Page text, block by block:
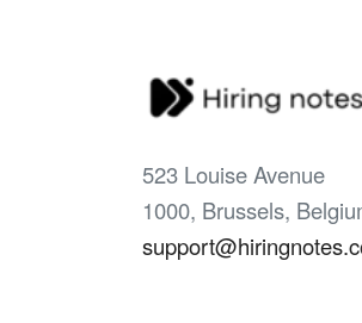
523 Louise Avenue
1000, Brussels,